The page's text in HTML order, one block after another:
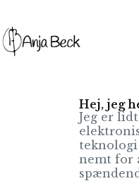
Hej, jeg
Jeg er
nemt for